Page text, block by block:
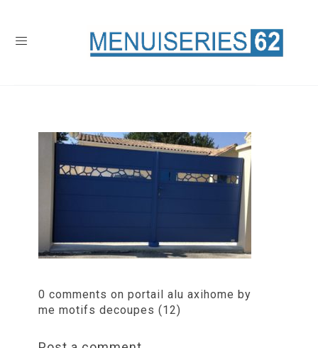
0 comments on portail alu axihome by
me motifs decoupes (12)